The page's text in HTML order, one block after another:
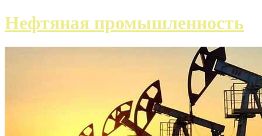
Нефтяная промышленность